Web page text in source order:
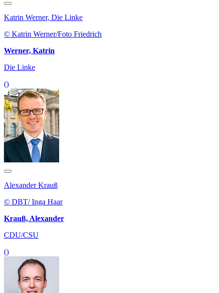
Katrin Werner, Die Linke
© Katrin Werner/Foto Friedrich
Werner, Katrin
Die Linke
()
Alexander Krauß
© DBT/ Inga Haar
Krauß, Alexander
CDU/CSU
()